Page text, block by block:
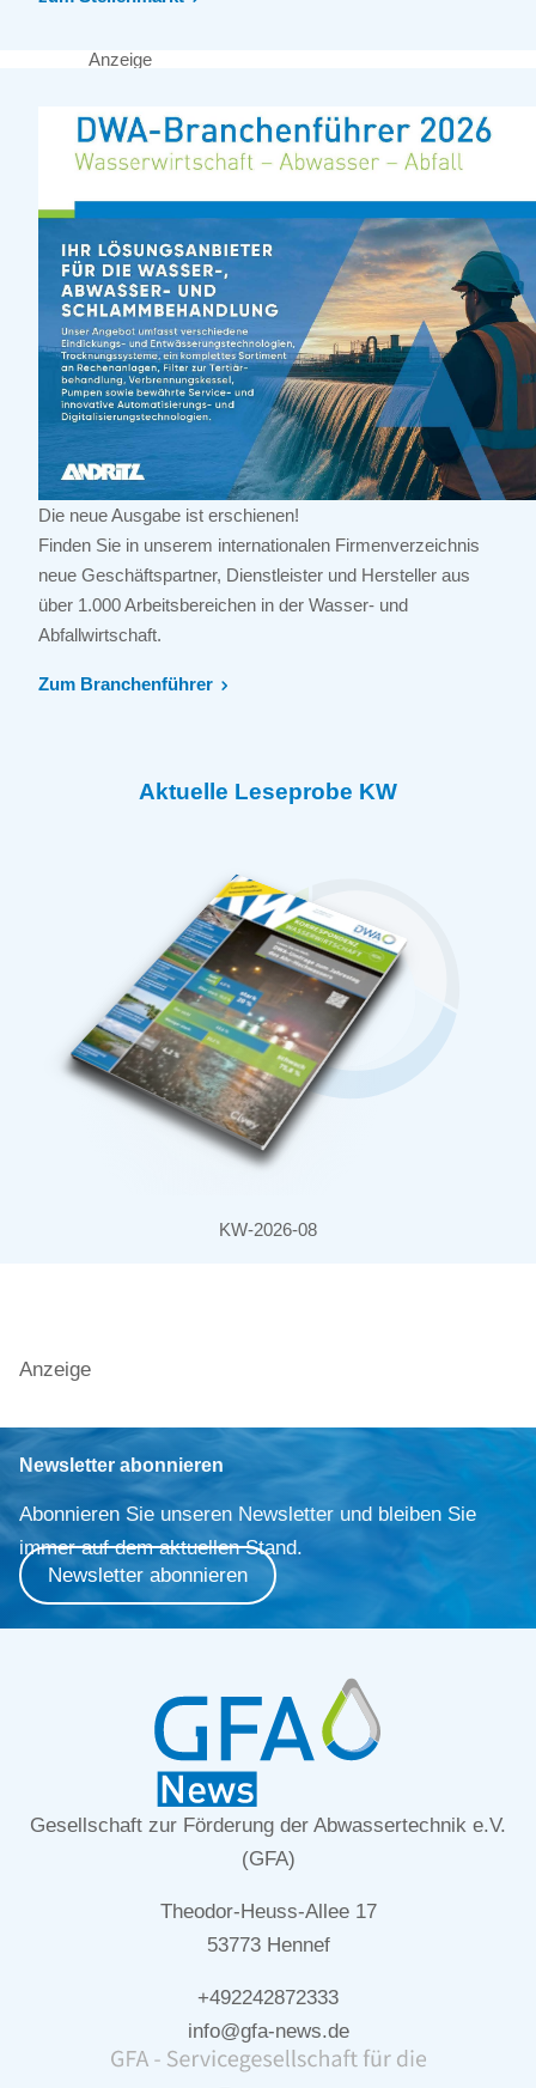
Anzeige
Die neue Ausgabe ist erschienen!
Finden Sie in unserem internationalen Firmenverzeichnis
neue Geschäftspartner, Dienstleister und Hersteller aus
über 1.000 Arbeitsbereichen in der Wasser- und
Abfallwirtschaft.
Zum Branchenführer
Aktuelle Leseprobe KW
KW-2026-08
Anzeige
Newsletter abonnieren
Abonnieren Sie unseren Newsletter und bleiben Sie
immer auf dem aktuellen Stand.
Newsletter abonnieren
Gesellschaft zur Förderung der Abwassertechnik e.V.
(GFA)
Theodor-Heuss-Allee 17
53773 Hennef
+492242872333
info@gfa-news.de